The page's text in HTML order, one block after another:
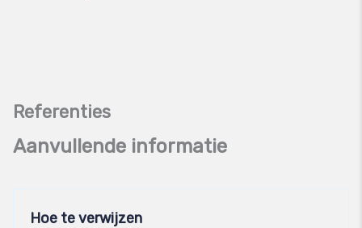
Aanvullende informatie
Hoe te verwijzen